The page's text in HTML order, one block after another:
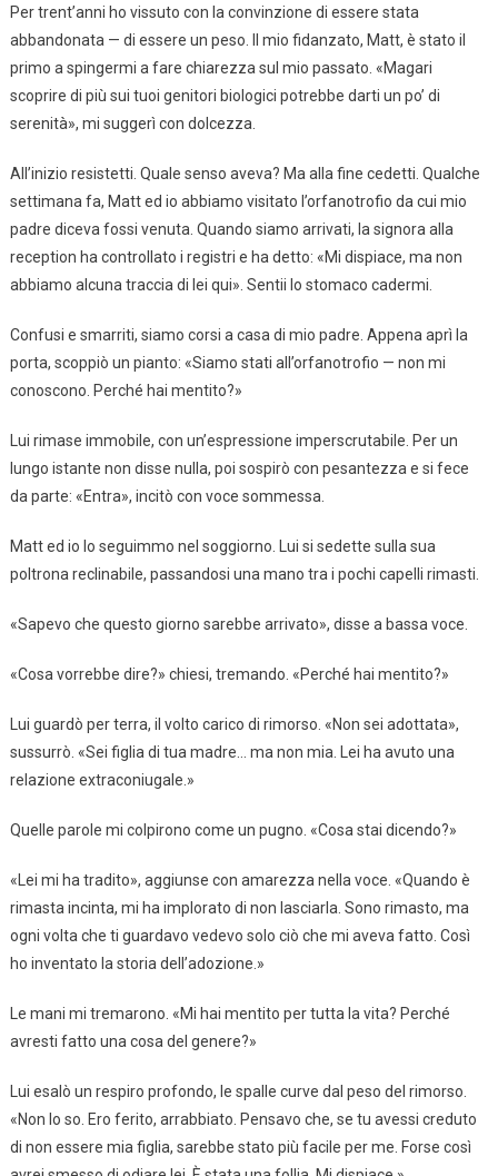
Per trent’anni ho vissuto con la convinzione di essere stata
abbandonata — di essere un peso. Il mio fidanzato, Matt, è stato il
primo a spingermi a fare chiarezza sul mio passato. «Magari
scoprire di più sui tuoi genitori biologici potrebbe darti un po’ di
serenità», mi suggerì con dolcezza.
All’inizio resistetti. Quale senso aveva? Ma alla fine cedetti. Qualche
settimana fa, Matt ed io abbiamo visitato l’orfanotrofio da cui mio
padre diceva fossi venuta. Quando siamo arrivati, la signora alla
reception ha controllato i registri e ha detto: «Mi dispiace, ma non
abbiamo alcuna traccia di lei qui». Sentii lo stomaco cadermi.
Confusi e smarriti, siamo corsi a casa di mio padre. Appena aprì la
porta, scoppiò un pianto: «Siamo stati all’orfanotrofio — non mi
conoscono. Perché hai mentito?»
Lui rimase immobile, con un’espressione imperscrutabile. Per un
lungo istante non disse nulla, poi sospirò con pesantezza e si fece
da parte: «Entra», incitò con voce sommessa.
Matt ed io lo seguimmo nel soggiorno. Lui si sedette sulla sua
poltrona reclinabile, passandosi una mano tra i pochi capelli rimasti.
«Sapevo che questo giorno sarebbe arrivato», disse a bassa voce.
«Cosa vorrebbe dire?» chiesi, tremando. «Perché hai mentito?»
Lui guardò per terra, il volto carico di rimorso. «Non sei adottata»,
sussurrò. «Sei figlia di tua madre… ma non mia. Lei ha avuto una
relazione extraconiugale.»
Quelle parole mi colpirono come un pugno. «Cosa stai dicendo?»
«Lei mi ha tradito», aggiunse con amarezza nella voce. «Quando è
rimasta incinta, mi ha implorato di non lasciarla. Sono rimasto, ma
ogni volta che ti guardavo vedevo solo ciò che mi aveva fatto. Così
ho inventato la storia dell’adozione.»
Le mani mi tremarono. «Mi hai mentito per tutta la vita? Perché
avresti fatto una cosa del genere?»
Lui esalò un respiro profondo, le spalle curve dal peso del rimorso.
«Non lo so. Ero ferito, arrabbiato. Pensavo che, se tu avessi creduto
di non essere mia figlia, sarebbe stato più facile per me. Forse così